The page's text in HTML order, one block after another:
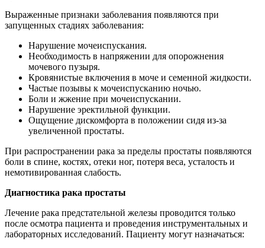
Выраженные признаки заболевания появляются при
запущенных стадиях заболевания:
Нарушение мочеиспускания.
Необходимость в напряжении для опорожнения
мочевого пузыря.
Кровянистые включения в моче и семенной жидкости.
Частые позывы к мочеиспусканию ночью.
Боли и жжение при мочеиспускании.
Нарушение эректильной функции.
Ощущение дискомфорта в положении сидя из-за
увеличенной простаты.
При распространении рака за пределы простаты появляются
боли в спине, костях, отеки ног, потеря веса, усталость и
немотивированная слабость.
Диагностика рака простаты
Лечение рака предстательной железы проводится только
после осмотра пациента и проведения инструментальных и
лабораторных исследований. Пациенту могут назначаться: